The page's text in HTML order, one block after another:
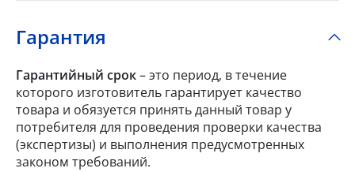
Гарантия
Гарантийный срок– это период, в течение
которого изготовитель гарантирует качество
товара и обязуется принять данный товар у
потребителя для проведения проверки качества
(экспертизы) и выполнения предусмотренных
законом требований.